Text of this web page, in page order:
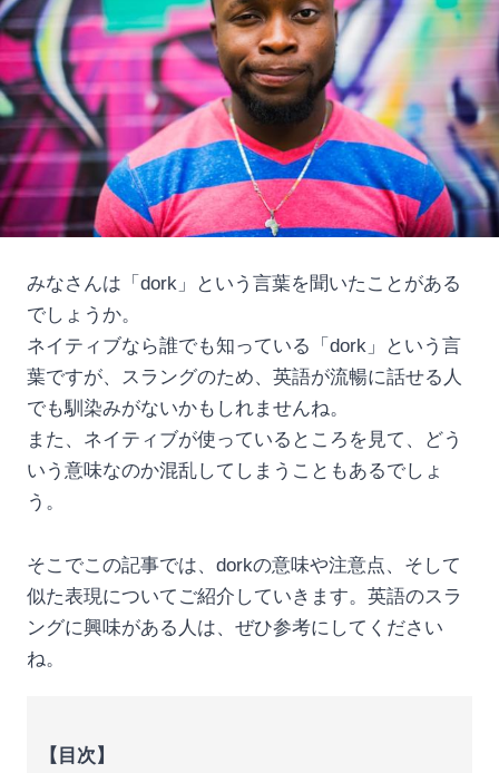
みなさんは「dork」という言葉を聞いたことがある
でしょうか。
ネイティブなら誰でも知っている「dork」という言
葉ですが、スラングのため、英語が流暢に話せる人
でも馴染みがないかもしれませんね。
また、ネイティブが使っているところを見て、どう
いう意味なのか混乱してしまうこともあるでしょ
う。
そこでこの記事では、dorkの意味や注意点、そして
似た表現についてご紹介していきます。英語のスラ
ングに興味がある人は、ぜひ参考にしてください
ね。
【目次】